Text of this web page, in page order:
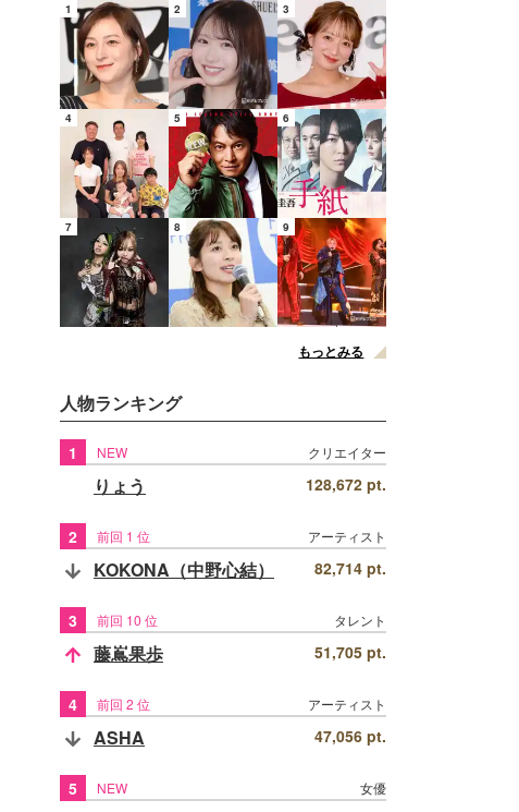
1 2 3
4 5 6
7 8 9
もっとみる
人物ランキング
1 NEW クリエイター
りょう 128,672 pt.
2 前回 1 位 アーティスト
KOKONA（中野心結） 82,714 pt.
3 前回 10 位 タレント
藤嶌果歩 51,705 pt.
4 前回 2 位 アーティスト
ASHA 47,056 pt.
5 NEW 女優